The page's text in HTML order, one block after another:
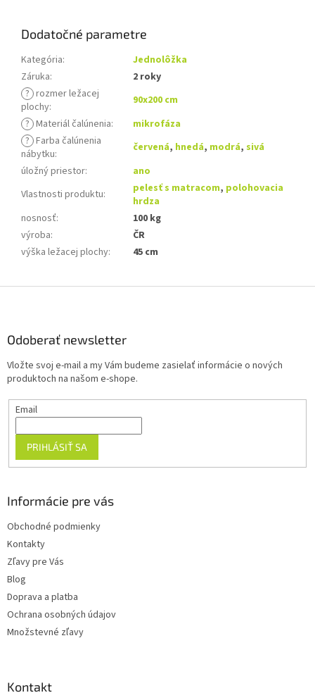
Dodatočné parametre
Kategória:
Jednolôžka
Záruka:
2 roky
? rozmer ležacej
plochy:
90x200 cm
? Materiál čalúnenia:
mikrofáza
? Farba čalúnenia
nábytku: červená, hnedá, modrá, sivá
úložný priestor:
ano
Vlastnosti produktu: pelesť s matracom, polohovacia
hrdza
nosnosť:
100 kg
výroba:
ČR
výška ležacej plochy: 45 cm
Odoberať newsletter
Vložte svoj e-mail a my Vám budeme zasielať informácie o nových
produktoch na našom e-shope.
Email
PRIHLÁSIŤ SA
Informácie pre vás
Obchodné podmienky
Kontakty
Zľavy pre Vás
Blog
Doprava a platba
Ochrana osobných údajov
Množstevné zľavy
Kontakt